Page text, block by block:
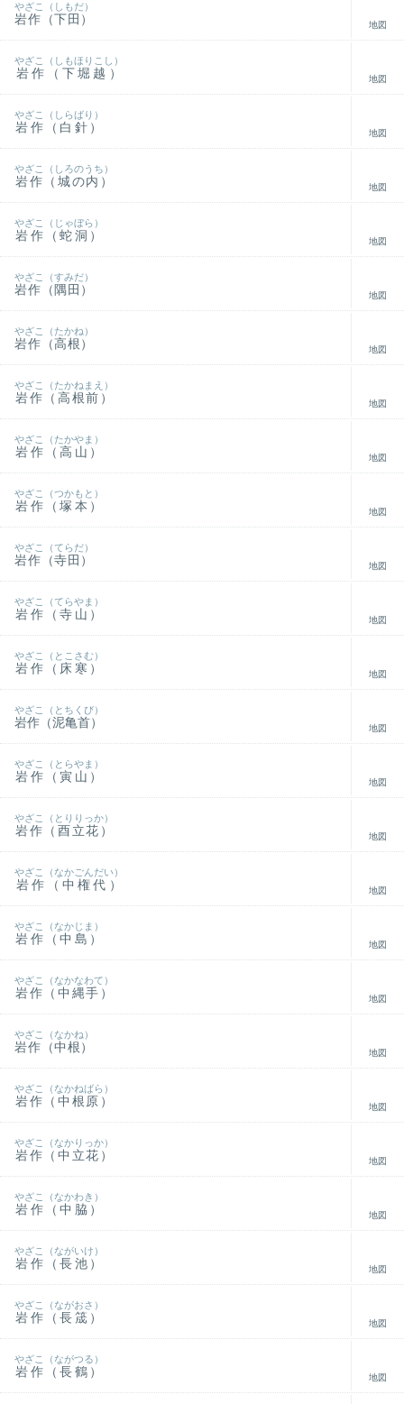
岩作（下田）
やざこ（しもだ）
地図
岩作（下堀越）
やざこ（しもほりこし）
地図
岩作（白針）
やざこ（しらばり）
地図
岩作（城の内）
やざこ（しろのうち）
地図
岩作（蛇洞）
やざこ（じゃぼら）
地図
岩作（隅田）
やざこ（すみだ）
地図
岩作（高根）
やざこ（たかね）
地図
岩作（高根前）
やざこ（たかねまえ）
地図
岩作（高山）
やざこ（たかやま）
地図
岩作（塚本）
やざこ（つかもと）
地図
岩作（寺田）
やざこ（てらだ）
地図
岩作（寺山）
やざこ（てらやま）
地図
岩作（床寒）
やざこ（とこさむ）
地図
岩作（泥亀首）
やざこ（とちくび）
地図
岩作（寅山）
やざこ（とらやま）
地図
岩作（酉立花）
やざこ（とりりっか）
地図
岩作（中権代）
やざこ（なかごんだい）
地図
岩作（中島）
やざこ（なかじま）
地図
岩作（中縄手）
やざこ（なかなわて）
地図
岩作（中根）
やざこ（なかね）
地図
岩作（中根原）
やざこ（なかねばら）
地図
岩作（中立花）
やざこ（なかりっか）
地図
岩作（中脇）
やざこ（なかわき）
地図
岩作（長池）
やざこ（ながいけ）
地図
岩作（長筬）
やざこ（ながおさ）
地図
岩作（長鶴）
やざこ（ながつる）
地図